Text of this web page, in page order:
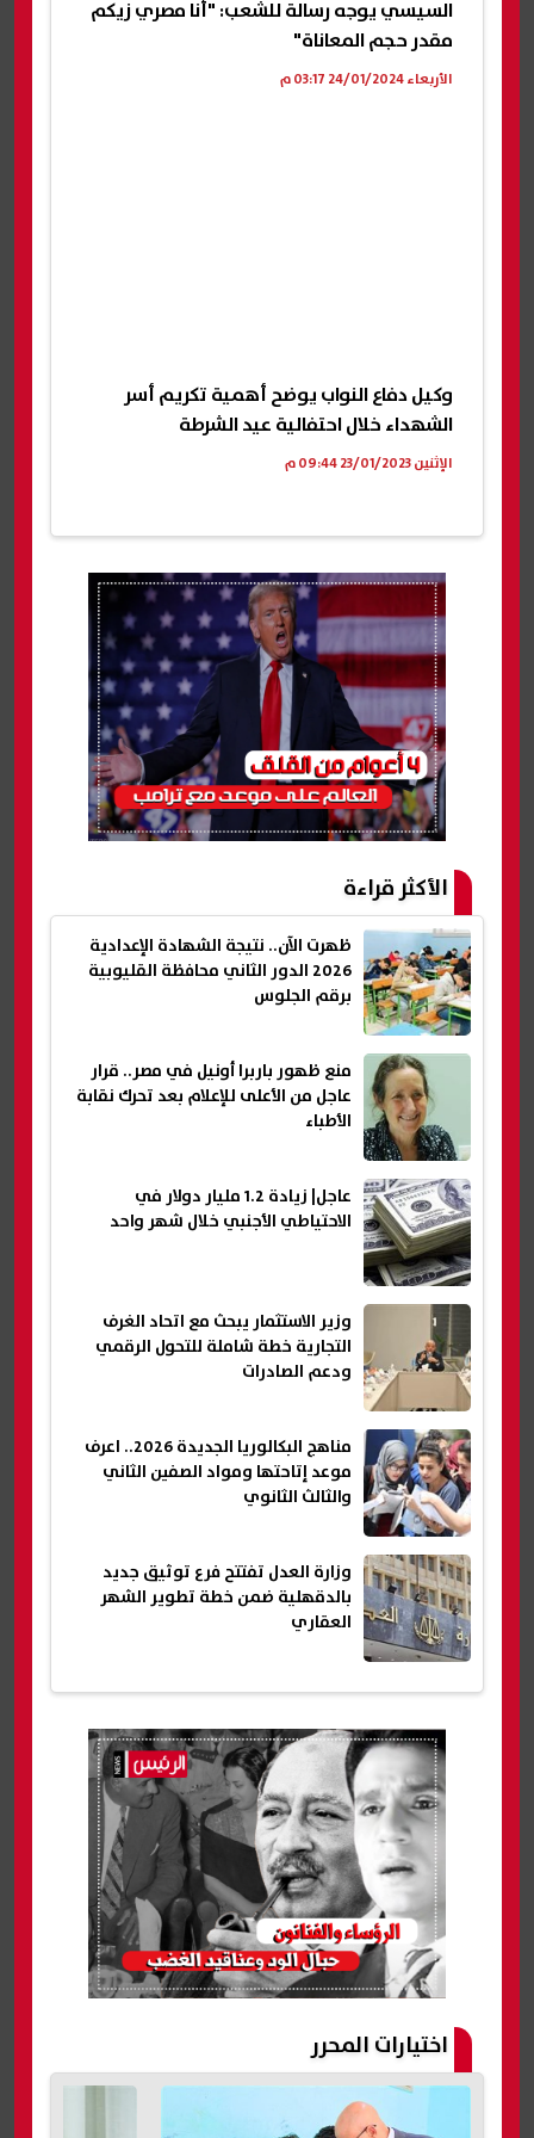
السيسي يوجه رسالة للشعب: "أنا مصري زيكم
مقدر حجم المعاناة"
الأربعاء 24/01/2024 03:17 م
وكيل دفاع النواب يوضح أهمية تكريم أسر
الشهداء خلال احتفالية عيد الشرطة
الإثنين 23/01/2023 09:44 م
الأكثر قراءة
ظهرت الآن.. نتيجة الشهادة الإعدادية
2026 الدور الثاني محافظة القليوبية
برقم الجلوس
منع ظهور باربرا أونيل في مصر.. قرار
عاجل من الأعلى للإعلام بعد تحرك نقابة
الأطباء
عاجل| زيادة 1.2 مليار دولار في
الاحتياطي الأجنبي خلال شهر واحد
وزير الاستثمار يبحث مع اتحاد الغرف
التجارية خطة شاملة للتحول الرقمي
ودعم الصادرات
مناهج البكالوريا الجديدة 2026.. اعرف
موعد إتاحتها ومواد الصفين الثاني
والثالث الثانوي
وزارة العدل تفتتح فرع توثيق جديد
بالدقهلية ضمن خطة تطوير الشهر
العقاري
اختيارات المحرر